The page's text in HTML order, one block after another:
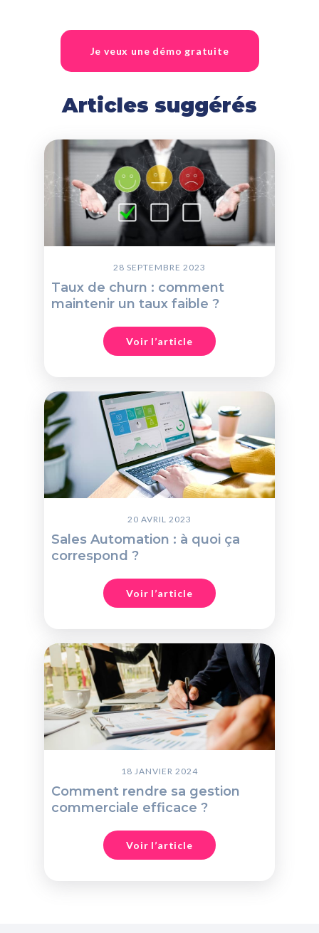
Je veux une démo gratuite
Articles suggérés
28 SEPTEMBRE 2023
Taux de churn : comment
maintenir un taux faible ?
Voir l’article
20 AVRIL 2023
Sales Automation : à quoi ça
correspond ?
Voir l’article
18 JANVIER 2024
Comment rendre sa gestion
commerciale efficace ?
Voir l’article